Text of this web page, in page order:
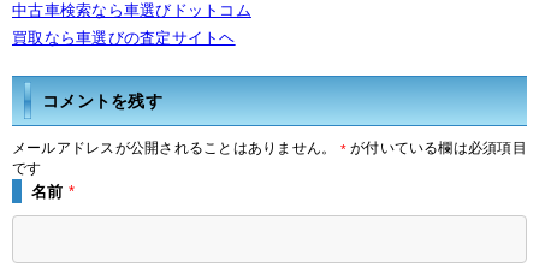
中古車検索なら車選びドットコム
買取なら車選びの査定サイトヘ
コメントを残す
メールアドレスが公開されることはありません。 *が付いている欄は必須項目
です
名前 *